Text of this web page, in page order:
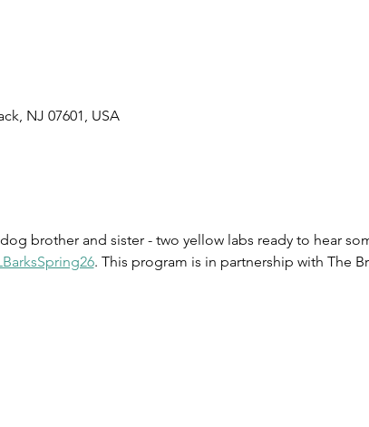
NJ 07601, USA
brother and sister - two yellow labs ready to hear
. This program is in partnership with The